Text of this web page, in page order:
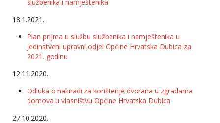
službenika i namještenika
18.1.2021.
Plan prijma u službu službenika i namještenika u
Jedinstveni upravni odjel Općine Hrvatska Dubica za
2021. godinu
12.11.2020.
Odluka o naknadi za korištenje dvorana u zgradama
domova u vlasništvu Općine Hrvatska Dubica
27.10.2020.